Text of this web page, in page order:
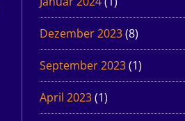
Dezember 2023(8)
September 2023(1)
April 2023(1)